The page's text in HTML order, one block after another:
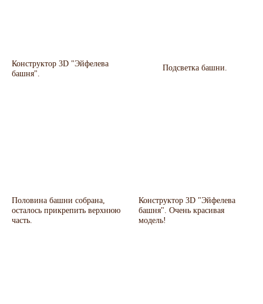
Конструктор 3D "Эйфелева
башня".
Подсветка башни.
Половина башни собрана,
осталось прикрепить верхнюю
часть.
Конструктор 3D "Эйфелева
башня". Очень красивая
модель!